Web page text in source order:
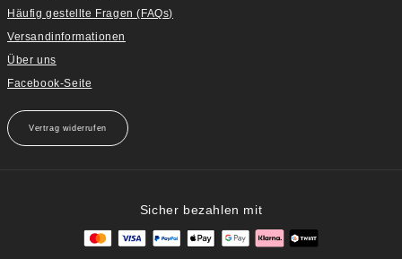
Häufig gestellte Fragen (FAQs)
Versandinformationen
Über uns
Facebook-Seite
Vertrag widerrufen
Sicher bezahlen mit